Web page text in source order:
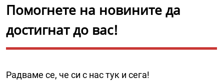
Помогнете на новините да
достигнат до вас!
Радваме се, че си с нас тук и сега!